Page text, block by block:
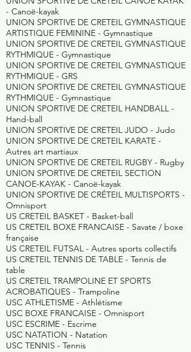
- Canoë-kayak
UNION SPORTIVE DE CRETEIL GYMNASTIQUE
ARTISTIQUE FEMININE - Gymnastique
UNION SPORTIVE DE CRETEIL GYMNASTIQUE
RYTHMIQUE - Gymnastique
UNION SPORTIVE DE CRETEIL GYMNASTIQUE
RYTHMIQUE - GRS
UNION SPORTIVE DE CRETEIL GYMNASTIQUE
RYTHMIQUE - Gymnastique
UNION SPORTIVE DE CRETEIL HANDBALL -
Hand-ball
UNION SPORTIVE DE CRETEIL JUDO - Judo
UNION SPORTIVE DE CRETEIL KARATE -
Autres art martiaux
UNION SPORTIVE DE CRETEIL RUGBY - Rugby
UNION SPORTIVE DE CRETEIL SECTION
CANOE-KAYAK - Canoë-kayak
UNION SPORTIVE DE CRÉTEIL MULTISPORTS -
Omnisport
US CRETEIL BASKET - Basket-ball
US CRETEIL BOXE FRANCAISE - Savate / boxe
française
US CRETEIL FUTSAL - Autres sports collectifs
US CRETEIL TENNIS DE TABLE - Tennis de
table
US CRETEIL TRAMPOLINE ET SPORTS
ACROBATIQUES - Trampoline
USC ATHLETISME - Athlétisme
USC BOXE FRANCAISE - Omnisport
USC ESCRIME - Escrime
USC NATATION - Natation
USC TENNIS - Tennis